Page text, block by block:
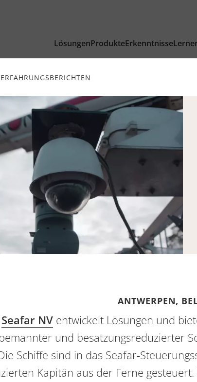
LösungenProdukteErkenntnisse
ANTWERPEN,
Seafar NV entwickelt Lösungen und
und besatzungsreduzierter
Schiffe sind in das Seafar-
Kapitän aus der Ferne